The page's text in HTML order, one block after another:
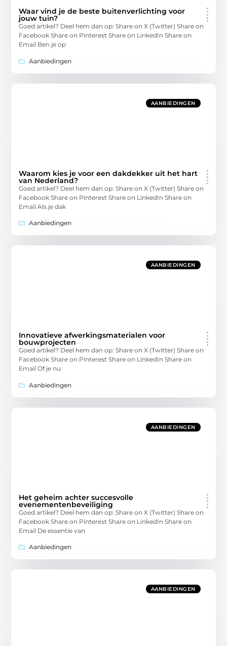
Waar vind je de beste buitenverlichting voor
jouw tuin?
Goed artikel? Deel hem dan op: Share on X (Twitter) Share on
Facebook Share on Pinterest Share on LinkedIn Share on
Email Ben je op
Aanbiedingen
AANBIEDINGEN
Waarom kies je voor een dakdekker uit het hart
van Nederland?
Goed artikel? Deel hem dan op: Share on X (Twitter) Share on
Facebook Share on Pinterest Share on LinkedIn Share on
Email Als je dak
Aanbiedingen
AANBIEDINGEN
Innovatieve afwerkingsmaterialen voor
bouwprojecten
Goed artikel? Deel hem dan op: Share on X (Twitter) Share on
Facebook Share on Pinterest Share on LinkedIn Share on
Email Of je nu
Aanbiedingen
AANBIEDINGEN
Het geheim achter succesvolle
evenementenbeveiliging
Goed artikel? Deel hem dan op: Share on X (Twitter) Share on
Facebook Share on Pinterest Share on LinkedIn Share on
Email De essentie van
Aanbiedingen
AANBIEDINGEN